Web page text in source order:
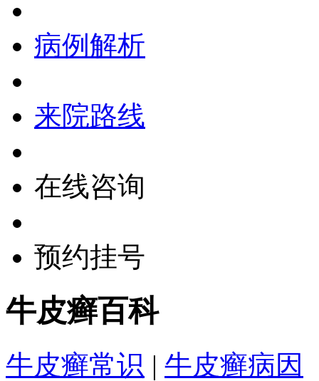
病例解析
来院路线
在线咨询
预约挂号
牛皮癣百科
牛皮癣常识 | 牛皮癣病因